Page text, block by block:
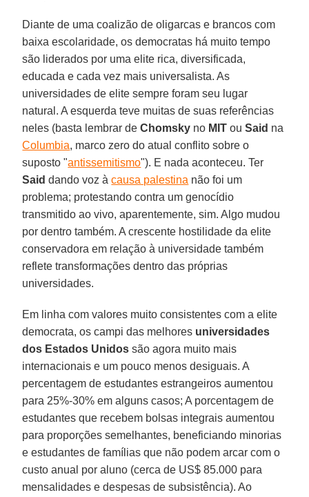
Diante de uma coalizão de oligarcas e brancos com
baixa escolaridade, os democratas há muito tempo
são liderados por uma elite rica, diversificada,
educada e cada vez mais universalista. As
universidades de elite sempre foram seu lugar
natural. A esquerda teve muitas de suas referências
neles (basta lembrar deChomsky no MIT ouSaid na
Columbia, marco zero do atual conflito sobre o
suposto "antissemitismo"). E nada aconteceu. Ter
Said dando voz àcausa palestina não foi um
problema; protestando contra um genocídio
transmitido ao vivo, aparentemente, sim. Algo mudou
por dentro também. A crescente hostilidade da elite
conservadora em relação à universidade também
reflete transformações dentro das próprias
universidades.
Em linha com valores muito consistentes com a elite
democrata, os campi das melhores universidades
dos Estados Unidos são agora muito mais
internacionais e um pouco menos desiguais. A
percentagem de estudantes estrangeiros aumentou
para 25%-30% em alguns casos; A porcentagem de
estudantes que recebem bolsas integrais aumentou
para proporções semelhantes, beneficiando minorias
e estudantes de famílias que não podem arcar com o
custo anual por aluno (cerca de US$ 85.000 para
mensalidades e despesas de subsistência). Ao